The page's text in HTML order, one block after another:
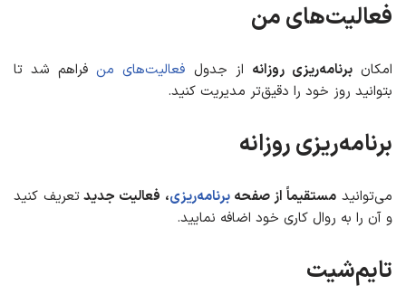
فعاليت‌های من
امکانبرنامه‌ریزی روزانه از جدول فعالیت‌های من فراهم شد تا
بتوانید روز خود را دقیق‌تر مدیریت کنید.
برنامه‌ریزی روزانه
می‌توانیدمستقیماً از صفحهبرنامه‌ریزی، فعالیت جدیدتعریف کنید
و آن را به روال کاری خود اضافه نمایید.
تایم‌شیت